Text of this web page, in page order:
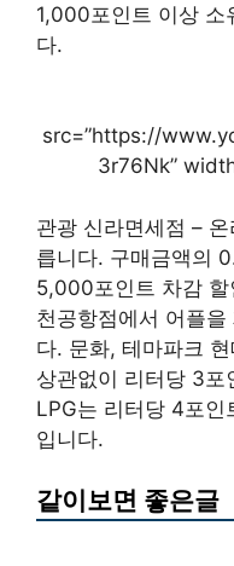
1,000포인트 이상 소
다.
src=”https://
3r76Nk”
관광 신라면세점 –
릅니다. 구매금액의
5,000포인트 차감 할
천공항점에서 어플
다. 문화, 테마파크
상관없이 리터당 3포
LPG는 리터당 4포인
입니다.
같이보면 좋은글